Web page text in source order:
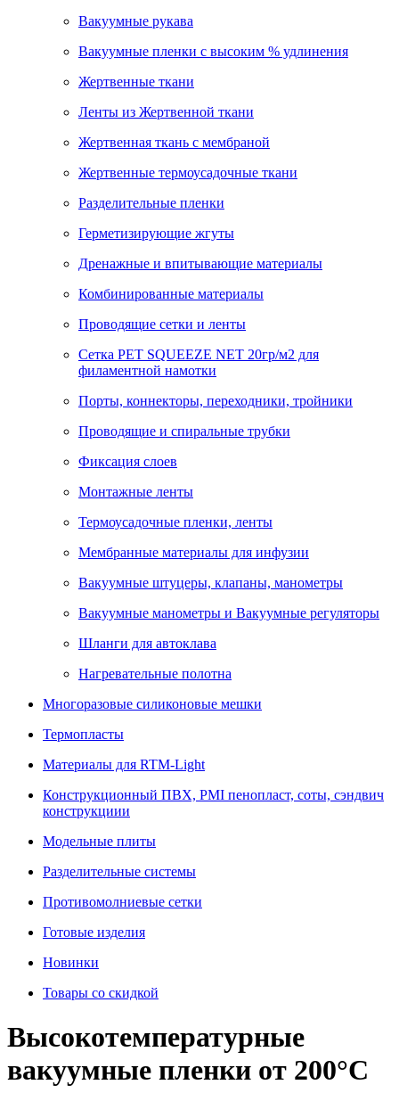
Вакуумные рукава
Вакуумные пленки с высоким % удлинения
Жертвенные ткани
Ленты из Жертвенной ткани
Жертвенная ткань с мембраной
Жертвенные термоусадочные ткани
Разделительные пленки
Герметизирующие жгуты
Дренажные и впитывающие материалы
Комбинированные материалы
Проводящие сетки и ленты
Сетка PET SQUEEZE NET 20гр/м2 для
филаментной намотки
Порты, коннекторы, переходники, тройники
Проводящие и спиральные трубки
Фиксация слоев
Монтажные ленты
Термоусадочные пленки, ленты
Мембранные материалы для инфузии
Вакуумные штуцеры, клапаны, манометры
Вакуумные манометры и Вакуумные регуляторы
Шланги для автоклава
Нагревательные полотна
Многоразовые силиконовые мешки
Термопласты
Материалы для RTM-Light
Конструкционный ПВХ, PMI пенопласт, соты, сэндвич
конструкциии
Модельные плиты
Разделительные системы
Противомолниевые сетки
Готовые изделия
Новинки
Товары со скидкой
Высокотемпературные
вакуумные пленки от 200°С